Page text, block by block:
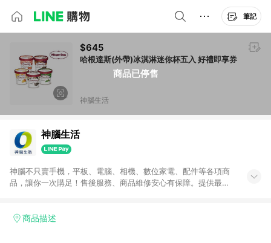
筆記
商品已停售
$645
哈根達斯(外帶)冰淇淋迷你杯五入 好禮即享券
神腦生活
神腦生活
神腦不只賣手機，平板、電腦、相機、數位家電、配件等各項商
品，讓你一次購足！售後服務、商品維修安心有保障。提供最新
商品描述